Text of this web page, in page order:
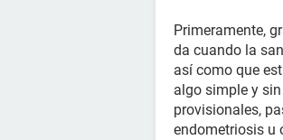
Primeramente,
da cuando la
así como que
algo simple y
provisionales,
endometriosis u